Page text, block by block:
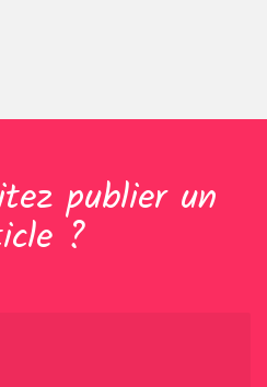
publier un
?